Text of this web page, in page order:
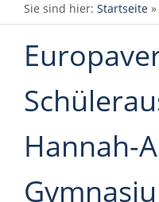
Sie sind hier: Startseite »
Hannah-